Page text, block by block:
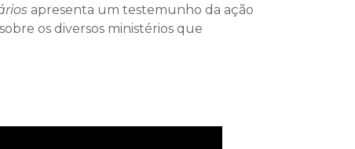
apresenta um testemunho da ação
os diversos ministérios que